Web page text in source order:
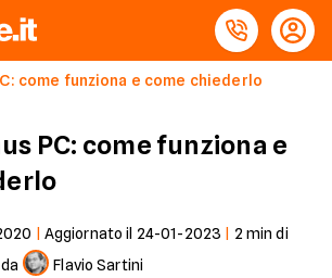
come funziona e come chiederlo
PC: come funziona e
Aggiornato il 24-01-2023 2 min di
Flavio Sartini